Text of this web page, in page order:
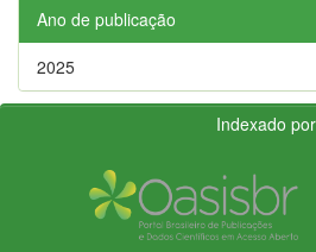
Ano de publicação
2025
Indexado por